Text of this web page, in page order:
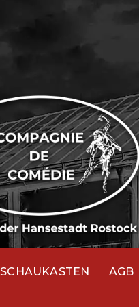
SCHAUKASTEN AGB